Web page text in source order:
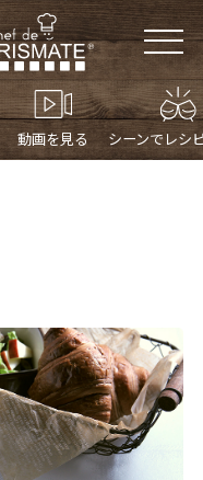
シーンでレシ
動画を見る